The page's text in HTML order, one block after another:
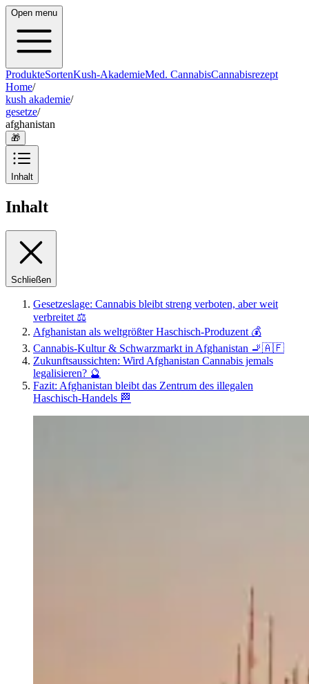
Open menu
ProdukteSortenKush-AkademieMed. CannabisCannabisrezept
Home/
kush akademie/
gesetze/
afghanistan
🎁
Inhalt
Inhalt
Schließen
Gesetzeslage: Cannabis bleibt streng verboten, aber weit
verbreitet ⚖️
Afghanistan als weltgrößter Haschisch-Produzent 💰
Cannabis-Kultur & Schwarzmarkt in Afghanistan 🚬🇦🇫
Zukunftsaussichten: Wird Afghanistan Cannabis jemals
legalisieren? 🔮
Fazit: Afghanistan bleibt das Zentrum des illegalen
Haschisch-Handels 🏁